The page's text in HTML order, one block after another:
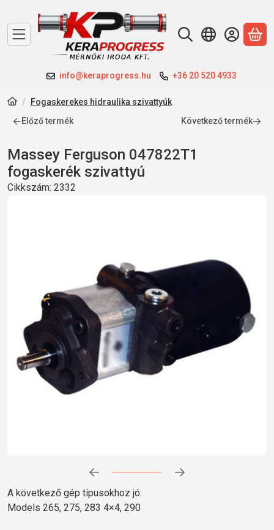
info@keraprogress.hu +36 20 520 4933
A
Fogaskerekes hidraulika szivattyúk
Előző termék
Következő termék
Massey Ferguson 047822T1
fogaskerék szivattyú
Cikkszám: 2332
A következő gép típusokhoz jó:
Models 265, 275, 283 4×4, 290